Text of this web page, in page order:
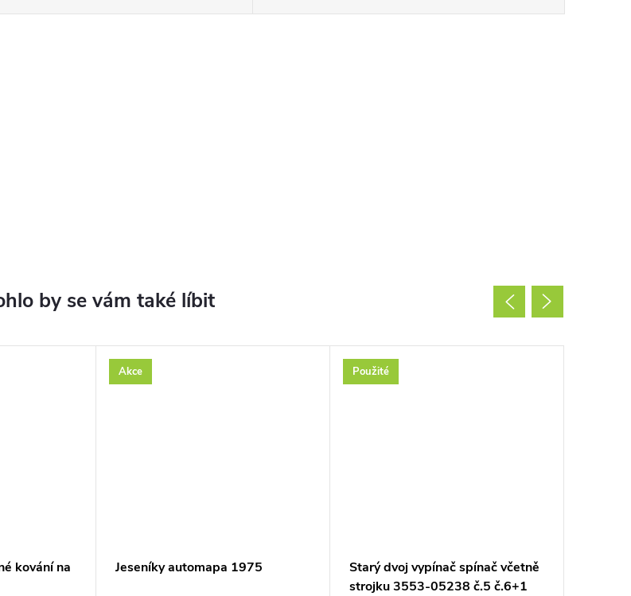
kování na
Akce
Jeseníky automapa 1975
Použité
Starý dvoj vypínač spínač včetně
strojku 3553-05238 č.5 č.6+1